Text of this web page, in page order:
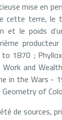
mise en
cette terre, le
le poids
1870 ;
and
in the Wars -
of
de sources,